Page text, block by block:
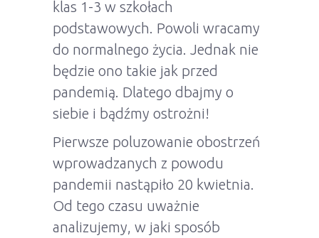
klas 1-3 w szkołach
podstawowych. Powoli wracamy
do normalnego życia. Jednak nie
będzie ono takie jak przed
pandemią. Dlatego dbajmy o
siebie i bądźmy ostrożni!
Pierwsze poluzowanie obostrzeń
wprowadzanych z powodu
pandemii nastąpiło 20 kwietnia.
Od tego czasu uważnie
analizujemy, w jaki sposób